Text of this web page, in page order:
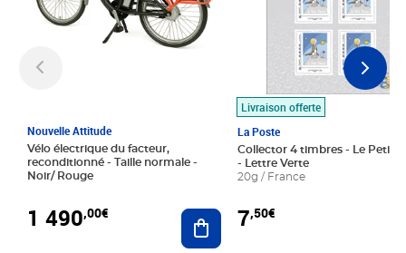
Nouvelle Attitude
Vélo électrique du facteur,
reconditionné - Taille normale -
Noir/ Rouge
1 490,00€ Ajouter au panier
Livraison offerte
La Poste
Collector 4 timbres - Le Petit
- Lettre Verte
20g / France
7,50€